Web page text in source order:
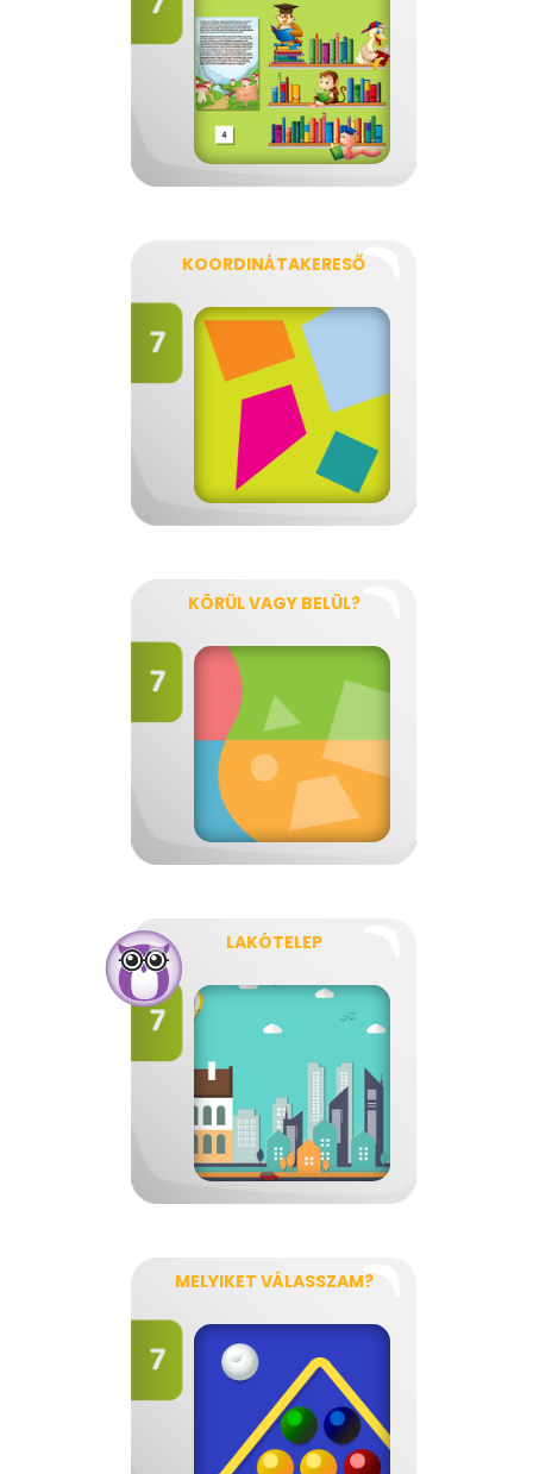
KOORDINÁTAKERESŐ
KÖRÜL VAGY BELÜL?
LAKÓTELEP
MELYIKET VÁLASSZAM?